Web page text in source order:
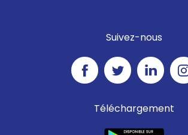
Suivez-nous
Téléchargement